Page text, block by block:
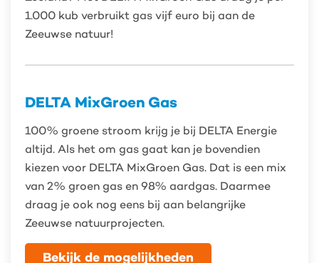
1.000 kub verbruikt gas vijf euro bij aan de
Zeeuwse natuur!
DELTA MixGroen Gas
100% groene stroom krijg je bij DELTA Energie
altijd. Als het om gas gaat kan je bovendien
kiezen voor DELTA MixGroen Gas. Dat is een mix
van 2% groen gas en 98% aardgas. Daarmee
draag je ook nog eens bij aan belangrijke
Zeeuwse natuurprojecten.
Bekijk de mogelijkheden